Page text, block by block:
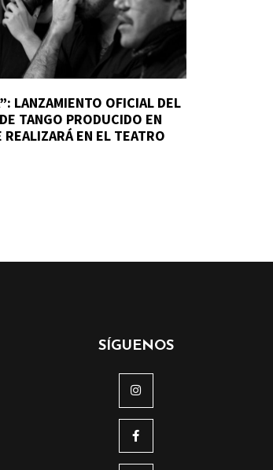
LANZAMIENTO OFICIAL DEL
TANGO PRODUCIDO EN
REALIZARÁ EN EL TEATRO
SÍGUENOS